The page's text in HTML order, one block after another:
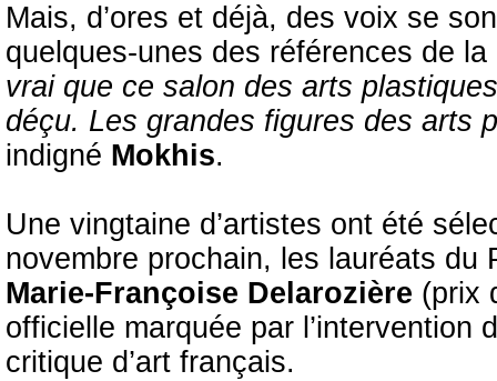
Mais, d’ores et déjà, des voix se
quelques-unes des références de
vrai que ce salon des arts
déçu. Les grandes figures des arts
indigné Mokhis.
Une vingtaine d’artistes ont été
novembre prochain, les lauréats du
Marie-Françoise Delarozière (prix
officielle marquée par l’intervention
critique d’art français.